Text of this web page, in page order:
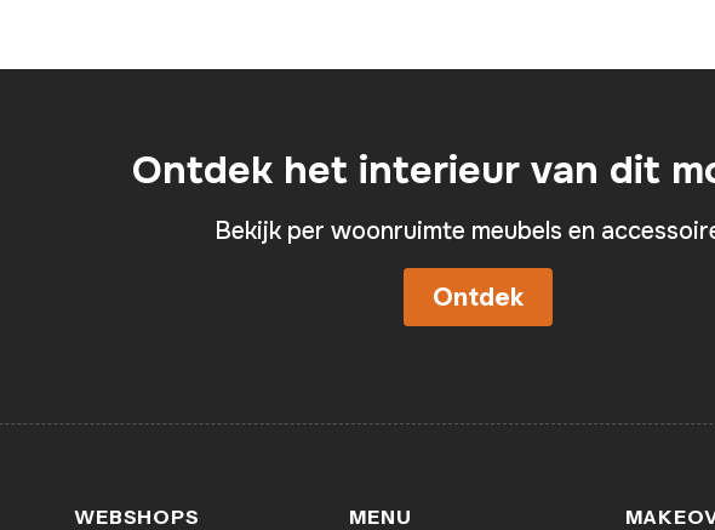
Ontdek het interieur van dit
Bekijk per woonruimte meubels en
Ontdek
WEBSHOPS MENU